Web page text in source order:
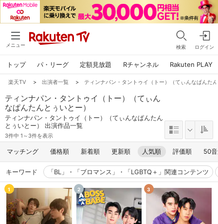
メニュー 検索 ログイン
トップ パ・リーグ 定額見放題 Rチャンネル Rakuten PLAY
楽天TV > 出演者一覧 > ティンナパン・タントゥイ（トー）（てぃんなぱんた
ティンナパン・タントゥイ（トー）（てぃん
なぱんたんとぅいとー）
ティンナパン・タントゥイ（トー）（てぃんなぱんたん
とぅいとー） 出演作品一覧
3件中 1～3件を表示
マッチング 価格順 新着順 更新順 人気順 評価順 50
キーワード 「BL」・「ブロマンス」・「LGBTQ＋」関連コンテンツ
1 2 3